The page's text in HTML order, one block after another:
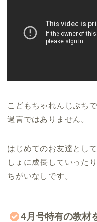
こどもちゃれんじぷち
過言ではありません。
はじめてのお友達とし
しょに成長していった
ちがいなしです。
4月号特有の教材